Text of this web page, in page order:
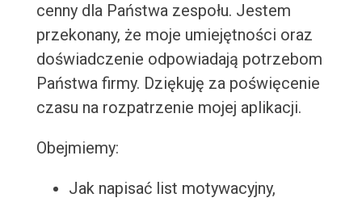
cenny dla Państwa zespołu. Jestem
przekonany, że moje umiejętności oraz
doświadczenie odpowiadają potrzebom
Państwa firmy. Dziękuję za poświęcenie
czasu na rozpatrzenie mojej aplikacji.
Obejmiemy:
Jak napisać list motywacyjny,